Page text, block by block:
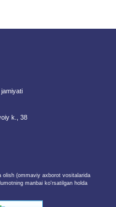
k., 38
olish (ommaviy axborot vositalarida
manbai ko'rsatilgan holda